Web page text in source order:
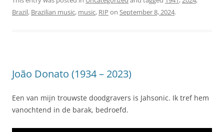
Brazil, Brazilian music, music, RIP on September 8, 2024.
João Donato (1934 – 2023)
Een van mijn trouwste doodgravers is Jahsonic. Ik tref hem
vanochtend in de barak, bedroefd.